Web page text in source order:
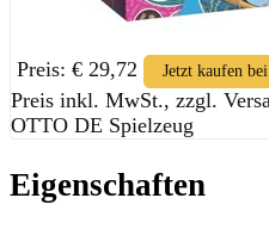
Preis: € 29,72 Jetzt kaufen
Preis inkl. MwSt., zzgl.
OTTO DE Spielzeug
Eigenschaften